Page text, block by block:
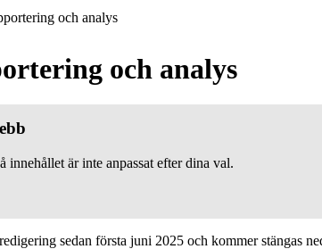
och analys
och analys
är inte anpassat efter dina val.
sedan första juni 2025 och kommer stängas